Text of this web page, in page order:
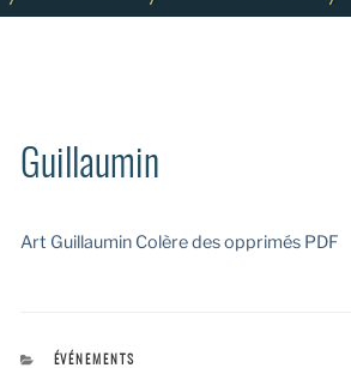
Guillaumin
Art Guillaumin Colère des opprimés PDF
CATÉGORIES
ÉVÉNEMENTS